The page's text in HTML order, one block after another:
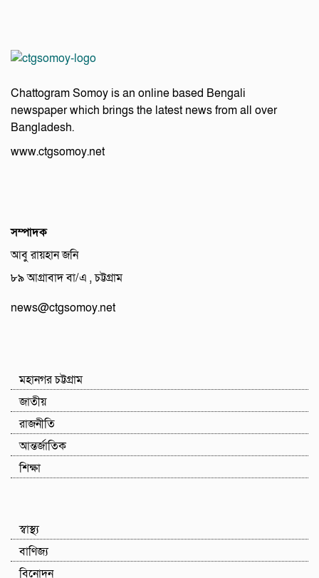
Chattogram Somoy is an online based Bengali
newspaper which brings the latest news from all over
Bangladesh.
www.ctgsomoy.net
সম্পাদক
আবু রায়হান জনি
৮৯ আগ্রাবাদ বা/এ , চট্টগ্রাম
news@ctgsomoy.net
মহানগর চট্টগ্রাম
জাতীয়
রাজনীতি
আন্তর্জাতিক
শিক্ষা
স্বাস্থ্য
বাণিজ্য
বিনোদন